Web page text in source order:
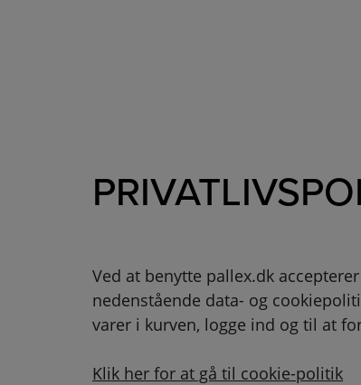
Ved at benytte pallex.dk
nedenstående data- og
varer i kurven, logge ind og til at
Klik her for at gå til cookie-politik